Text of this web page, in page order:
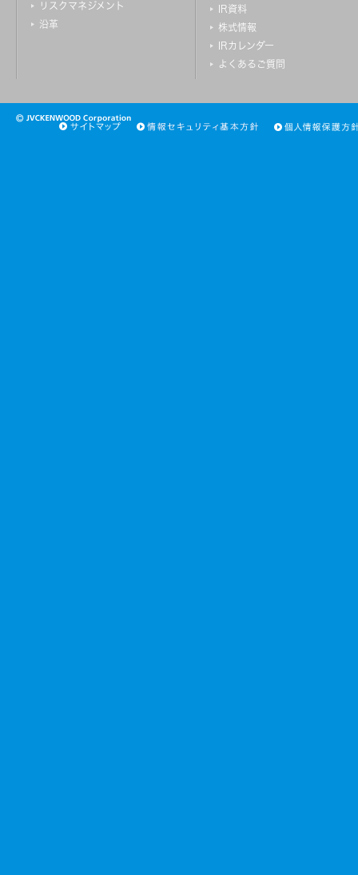
リスクマネジメント
沿革
IR資料
株式情報
IRカレンダー
よくあるご質問